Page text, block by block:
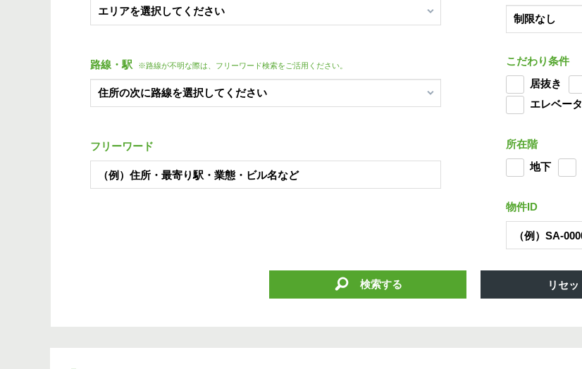
路線・駅 ※路線が不明な際は、フリーワード検索をご活用ください。
フリーワード
こだわり条件
居抜き
エレベータ
所在階
地下
物件ID
検索する